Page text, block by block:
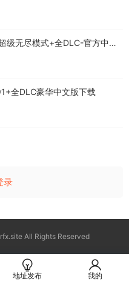
级无尽模式+全DLC-官方中文-
全DLC豪华中文版下载
录
All Rights Reserved
地址发布 我的